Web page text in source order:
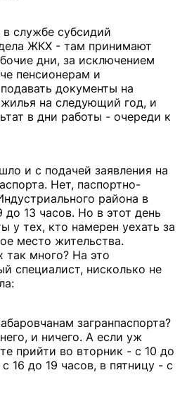
службе субсидий
ЖКХ - там принимают
дни, за исключением
пенсионерам и
документы на
на следующий год, и
в дни работы - очереди к
и с подачей заявления на
Нет, паспортно-
района в
до 13 часов. Но в этот день
у тех, кто намерен уехать за
место жительства.
так много? На это
специалист, нисколько не
загранпаспорта?
и ничего. А если уж
прийти во вторник - с 10 до
16 до 19 часов, в пятницу - с